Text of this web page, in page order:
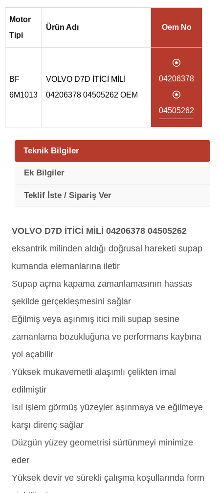
Motor
Tipi
Ürün Adı Oem No
BF
6M1013
VOLVO D7D İTİCİ MİLİ
04206378 04505262 OEM
04206378
04505262
Teknik Bilgiler
Ek Bilgiler
Teklif İste / Sipariş Ver
VOLVO D7D İTİCİ MİLİ 04206378 04505262
eksantrik milinden aldığı doğrusal hareketi supap
kumanda elemanlarına iletir
Supap açma kapama zamanlamasının hassas
şekilde gerçekleşmesini sağlar
Eğilmiş veya aşınmış itici mili supap sesine
zamanlama bozukluğuna ve performans kaybına
yol açabilir
Yüksek mukavemetli alaşımlı çelikten imal
edilmiştir
Isıl işlem görmüş yüzeyler aşınmaya ve eğilmeye
karşı direnç sağlar
Düzgün yüzey geometrisi sürtünmeyi minimize
eder
Yüksek devir ve sürekli çalışma koşullarında form